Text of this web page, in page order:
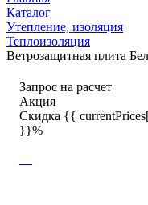
Каталог
Утепление, изоляция
Теплоизоляция
Ветрозащитная плита
Запрос на расчет
Акция
Скидка {{
}}%